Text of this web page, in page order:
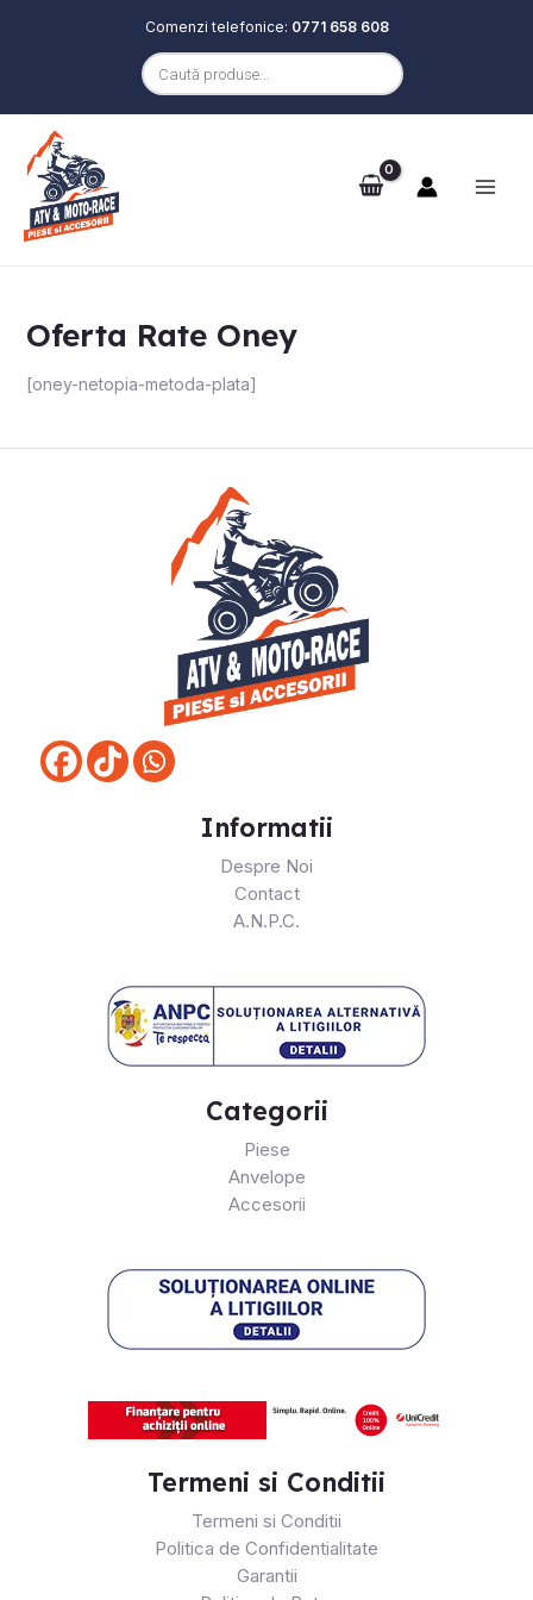
Skip
content
Comenzi telefonice: 0771 658 608
search
Oferta Rate Oney
[oney-netopia-metoda-plata]
Informatii
Despre Noi
Contact
A.N.P.C.
Categorii
Piese
Anvelope
Accesorii
Termeni si Conditii
Termeni si Conditii
Politica de Confidentialitate
Garantii